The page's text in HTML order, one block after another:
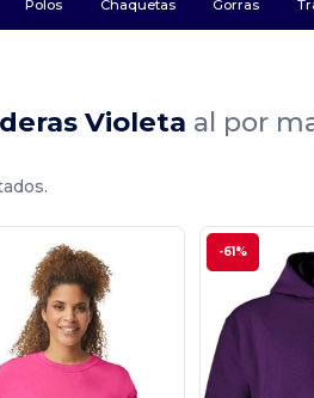
Polos Chaquetas Gorras
Violeta al por
-61%